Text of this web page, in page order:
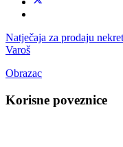
Natječaja za prodaju
Varoš
Obrazac
Korisne poveznice